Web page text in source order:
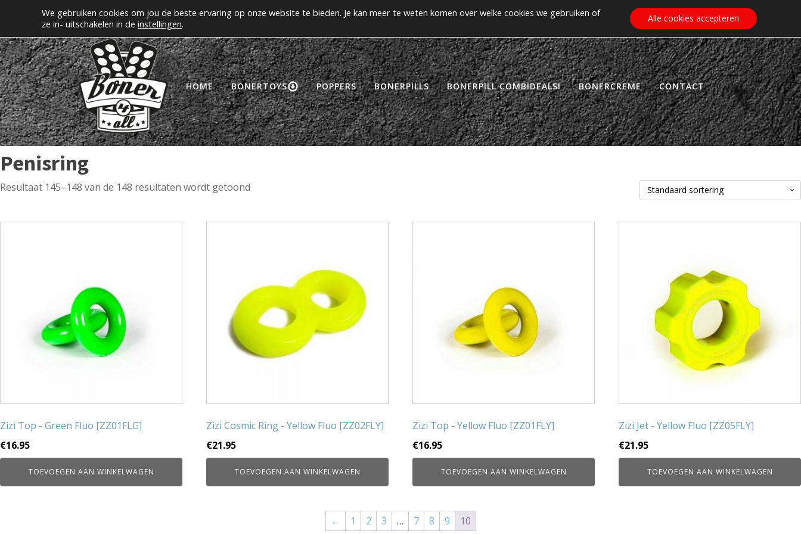
Erectiepillen kopen bij boner4all.nl MIJN ACCOUNT >> Gratis verzending vanaf €50! << ZOEKEN WINKELWAGEN 0.00
HOME BONERTOYS POPPERS BONERPILLS BONERPILL COMBIDEALS! BONERCREME CONTACT
Penisring
Resultaat 145–148 van de 148 resultaten wordt getoond
Zizi Top - Green Fluo [ZZ01FLG]
€16.95
TOEVOEGEN AAN WINKELWAGEN
Zizi Cosmic Ring - Yellow Fluo [ZZ02FLY]
€21.95
TOEVOEGEN AAN WINKELWAGEN
Zizi Top - Yellow Fluo [ZZ01FLY]
€16.95
TOEVOEGEN AAN WINKELWAGEN
Zizi Jet - Yellow Fluo [ZZ05FLY]
€21.95
TOEVOEGEN AAN WINKELWAGEN
← 1 2 3 … 7 8 9 10
We gebruiken cookies om jou de beste ervaring op onze website te bieden. Je kan meer te weten komen over welke cookies we gebruiken of
ze in- uitschakelen in de instellingen. Alle cookies accepteren